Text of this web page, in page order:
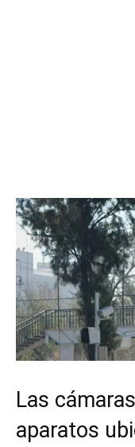
Las
aparatos